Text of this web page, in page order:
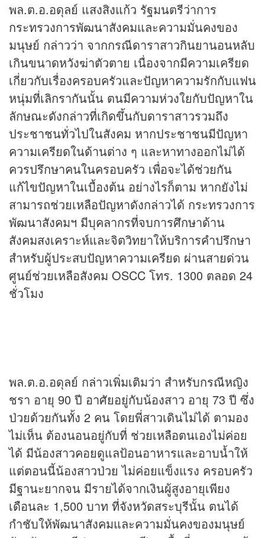
พล.ต.อ.อดุลย์ แสงสิงแก้ว รัฐมนตรีว่าการ
กระทรวงการพัฒนาสังคมและความมั่นคงของ
มนุษย์ กล่าวว่า จากกรณีดาราสาวกินยานอนหลับ
เกินขนาดหวังฆ่าตัวตาย เนื่องจากมีความเครียด
เกี่ยวกับเรื่องครอบครัวและปัญหาความรักกับแฟน
หนุ่มที่เลิกรากันนั้น ตนมีความห่วงใยกับปัญหาใน
ลักษณะดังกล่าวที่เกิดขึ้นกับดาราสาวรวมถึง
ประชาชนทั่วไปในสังคม หากประชาชนมีปัญหา
ความเครียดในด้านต่าง ๆ และหาทางออกไม่ได้
ควรปรึกษาคนในครอบครัว เพื่อจะได้ช่วยกัน
แก้ไขปัญหาในเบื้องต้น อย่างไรก็ตาม หากยังไม่
สามารถช่วยเหลือปัญหาดังกล่าวได้ กระทรวงการ
พัฒนาสังคมฯ มีบุคลากรที่จบการศึกษาด้าน
สังคมสงเคราะห์และจิตวิทยาให้บริการคำปรึกษา
สำหรับผู้ประสบปัญหาความเครียด ผ่านสายด่วน
ศูนย์ช่วยเหลือสังคม OSCC โทร. 1300 ตลอด 24
ชั่วโมง
พล.ต.อ.อดุลย์ กล่าวเพิ่มเติมว่า สำหรับกรณีหญิง
ชรา อายุ 90 ปี อาศัยอยู่กับน้องสาว อายุ 73 ปี ซึ่ง
ป่วยด้วยกันทั้ง 2 คน โดยพี่สาวเดินไม่ได้ ตามอง
ไม่เห็น ต้องนอนอยู่กับที่ ช่วยเหลือตนเองไม่ค่อย
ได้ มีน้องสาวคอยดูแลป้อนอาหารและอาบน้ำให้
แต่ตอนนี้น้องสาวป่วย ไม่ค่อยแข็งแรง ครอบครัว
มีฐานะยากจน มีรายได้จากเงินผู้สูงอายุเพียง
เดือนละ 1,500 บาท ที่จังหวัดสระบุรีนั้น ตนได้
กำชับให้พัฒนาสังคมและความมั่นคงของมนุษย์